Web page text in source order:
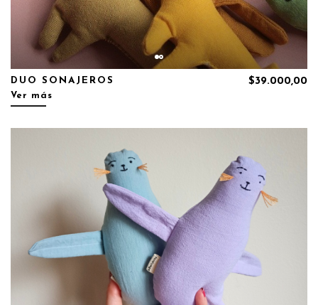
DUO SONAJEROS $39.000,00
Ver más